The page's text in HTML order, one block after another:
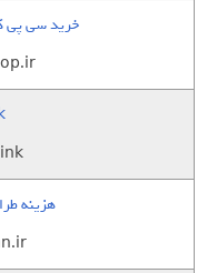
خرید سی پی
هزینه